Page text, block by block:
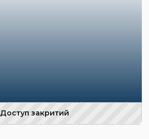
Доступ закритий